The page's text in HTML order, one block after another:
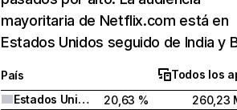
mayoritaria de Netflix.com está en
Estados Unidos seguido de India y
País
Todos los
Estados Unidos
20,63 %
260,23